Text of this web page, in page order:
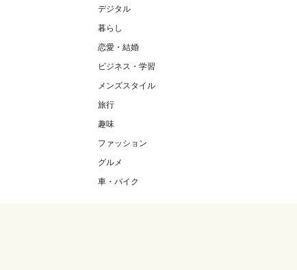
デジタル
暮らし
恋愛・結婚
ビジネス・学習
メンズスタイル
旅行
趣味
ファッション
グルメ
車・バイク